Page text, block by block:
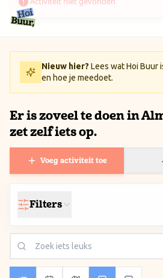
Ga naar inhoud / Skip to content
Nieuw hier? Lees wat Hoi Buur
en hoe je meedoet.
Er is zoveel te doen in
zet zelf iets op.
Voeg activiteit toe
Filters